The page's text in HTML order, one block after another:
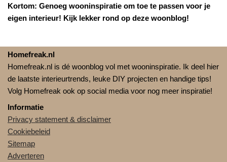
Kortom: Genoeg wooninspiratie om toe te passen voor je
eigen interieur! Kijk lekker rond op deze woonblog!
Homefreak.nl
Homefreak.nl is dé woonblog vol met wooninspiratie. Ik deel hier
de laatste interieurtrends, leuke DIY projecten en handige tips!
Volg Homefreak ook op social media voor nog meer inspiratie!
Informatie
Privacy statement & disclaimer
Cookiebeleid
Sitemap
Adverteren